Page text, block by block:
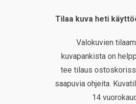
Tilaa kuva heti
Valokuvien
kuvapankista on
tee tilaus
saapuvia ohjeita.
14